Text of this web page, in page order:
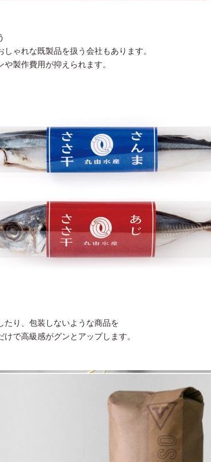
ゃれな既製品を扱う会社もあります。
製作費用が抑えられます。
たり、包装しないような商品を
で高級感がグンとアップします。